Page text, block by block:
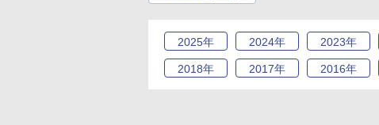
2025年 2024年 2023年
2018年 2017年 2016年